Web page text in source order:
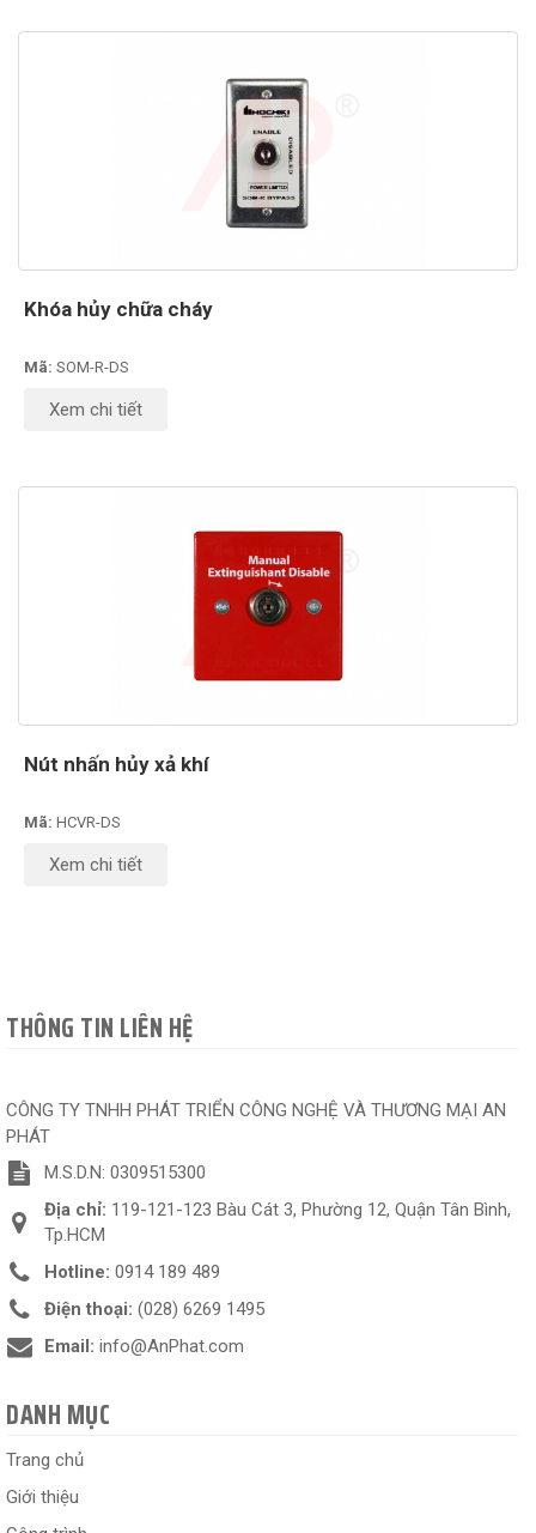
Khóa hủy chữa cháy
Mã: SOM-R-DS
Xem chi tiết
Nút nhấn hủy xả khí
Mã: HCVR-DS
Xem chi tiết
THÔNG TIN LIÊN HỆ
CÔNG TY TNHH PHÁT TRIỂN CÔNG NGHỆ VÀ THƯƠNG MẠI AN
PHÁT
M.S.D.N: 0309515300
Địa chỉ: 119-121-123 Bàu Cát 3, Phường 12, Quận Tân Bình,
Tp.HCM
Hotline: 0914 189 489
Điện thoại: (028) 6269 1495
Email: info@AnPhat.com
DANH MỤC
Trang chủ
Giới thiệu